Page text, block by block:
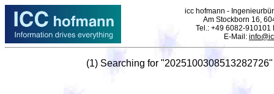
icc hofmann -
Am Stockborn 16,
Tel.: +49 6082-910101
E-Mail:
(1) Searching for